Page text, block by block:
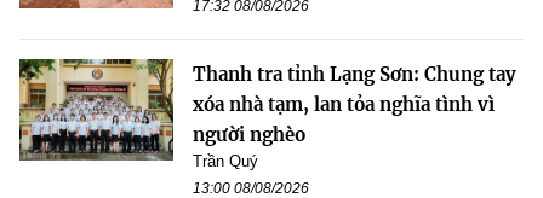
17:32 08/08/2026
Thanh tra tỉnh Lạng Sơn: Chung tay
xóa nhà tạm, lan tỏa nghĩa tình vì
người nghèo
Trần Quý
13:00 08/08/2026